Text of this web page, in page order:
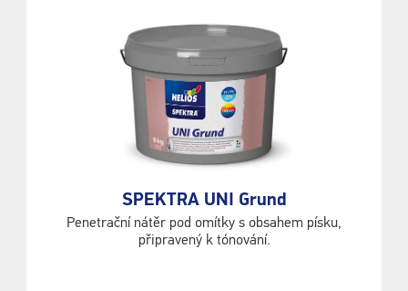
SPEKTRA UNI Grund
Penetrační nátěr pod omítky s obsahem písku,
připravený k tónování.